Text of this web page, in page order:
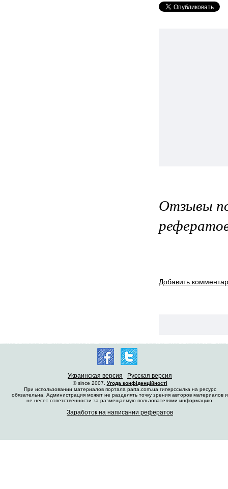
Отзывы
Добавить
Украинская версия Русская версия
© since 2007. Угода конфіденційності
При использовании материалов портала parta.com.ua гиперссылка на ресурс
обязательна. Администрация может не разделять точку зрения авторов материалов и
не несет ответственности за размещаемую пользователями информацию.
Заработок на написании рефератов